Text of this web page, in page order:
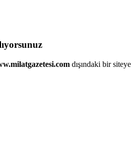
dışındaki bir siteye